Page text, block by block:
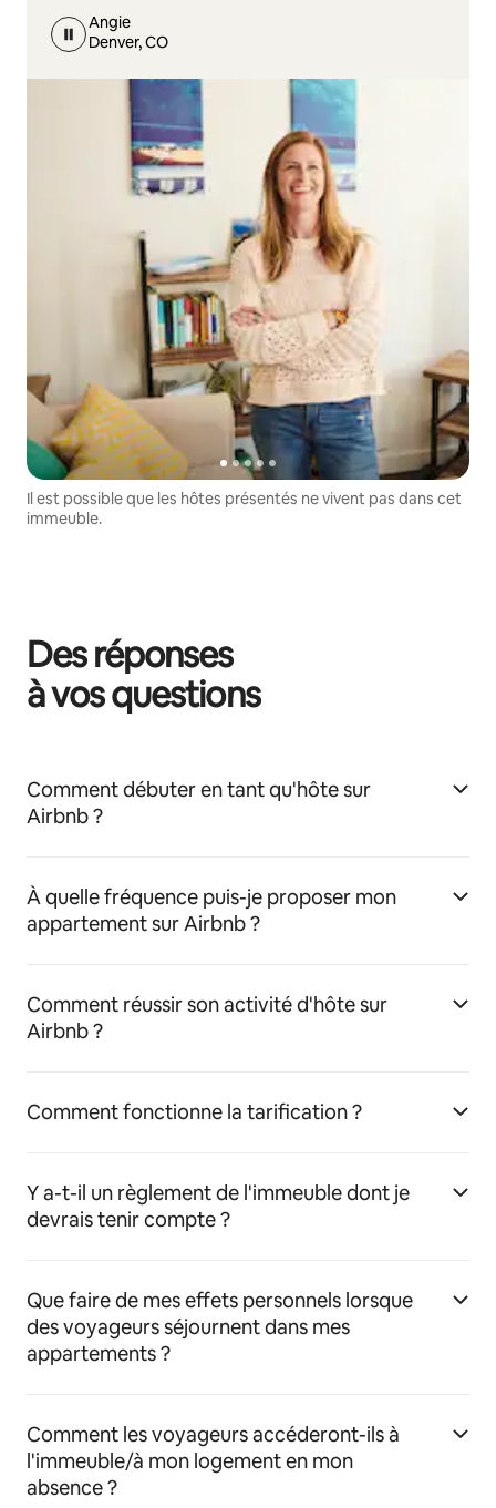
Angie
Denver, CO
Il est possible que les hôtes présentés ne vivent pas dans cet
immeuble.
Des réponses
à vos questions
Comment débuter en tant qu'hôte sur
Airbnb ?
À quelle fréquence puis-je proposer mon
appartement sur Airbnb ?
Comment réussir son activité d'hôte sur
Airbnb ?
Comment fonctionne la tarification ?
Y a-t-il un règlement de l'immeuble dont je
devrais tenir compte ?
Que faire de mes effets personnels lorsque
des voyageurs séjournent dans mes
appartements ?
Comment les voyageurs accéderont-ils à
l'immeuble/à mon logement en mon
absence ?